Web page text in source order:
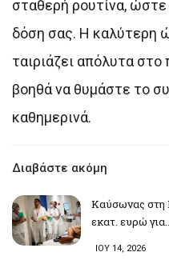
σταθερή ρουτίνα,
δόση σας. Η καλύτερη
ταιριάζει απόλυτα
βοηθά να θυμάστε το
καθημερινά.
Διαβάστε ακόμη
Καύσωνας στη
εκατ. ευρώ
ΙΟΥ 14, 2026